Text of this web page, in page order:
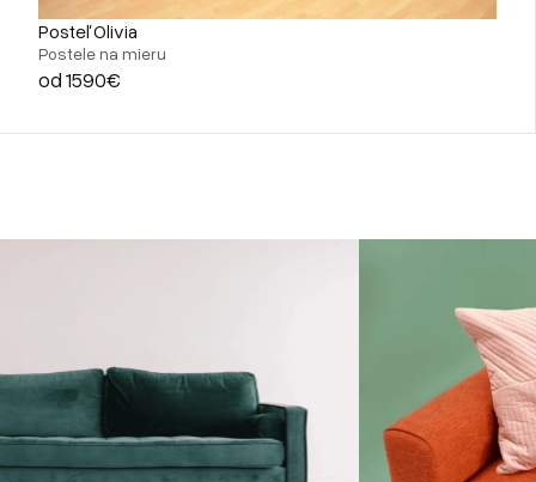
Posteľ Olivia
Postele na mieru
od 1590€